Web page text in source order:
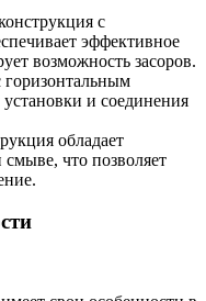
с
эффективное
возможность засоров.
горизонтальным
и соединения
обладает
что позволяет